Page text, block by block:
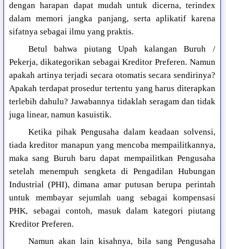
dengan harapan dapat mudah untuk dicerna, terindex
dalam memori jangka panjang, serta aplikatif karena
sifatnya sebagai ilmu yang praktis.
Betul bahwa piutang Upah kalangan Buruh /
Pekerja, dikategorikan sebagai Kreditor Preferen. Namun
apakah artinya terjadi secara otomatis secara sendirinya?
Apakah terdapat prosedur tertentu yang harus diterapkan
terlebih dahulu? Jawabannya tidaklah seragam dan tidak
juga linear, namun kasuistik.
Ketika pihak Pengusaha dalam keadaan solvensi,
tiada kreditor manapun yang mencoba mempailitkannya,
maka sang Buruh baru dapat mempailitkan Pengusaha
setelah menempuh sengketa di Pengadilan Hubungan
Industrial (PHI), dimana amar putusan berupa perintah
untuk membayar sejumlah uang sebagai kompensasi
PHK, sebagai contoh, masuk dalam kategori piutang
Kreditor Preferen.
Namun akan lain kisahnya, bila sang Pengusaha